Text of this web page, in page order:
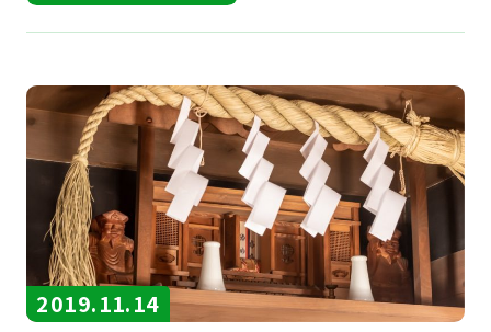
2019.11.14